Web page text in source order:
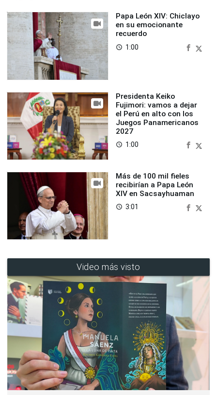
Papa León XIV: Chiclayo
en su emocionante
recuerdo
access_time 1:00
Presidenta Keiko
Fujimori: vamos a dejar
el Perú en alto con los
Juegos Panamericanos
2027
access_time 1:00
Más de 100 mil fieles
recibirían a Papa León
XIV en Sacsayhuaman
access_time 3:01
Video más visto